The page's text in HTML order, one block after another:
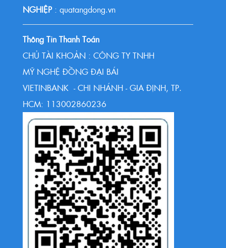
NGHIỆP : quatangdong.vn
Thông Tin Thanh Toán
CHỦ TÀI KHOẢN : CÔNG TY TNHH
MỸ NGHỆ ĐỒNG ĐẠI BÁI
VIETINBANK - CHI NHÁNH - GIA ĐỊNH, TP.
HCM: 113002860236